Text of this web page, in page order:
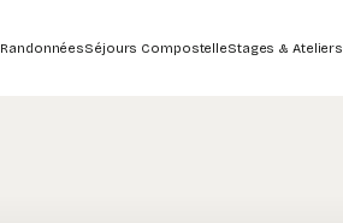
RandonnéesSéjours CompostelleStages & Ateliers